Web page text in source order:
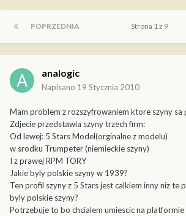
POPRZEDNIA Strona 1 z 9
analogic
Napisano 19 Stycznia 2010
Mam problem z rozszyfrowaniem ktore szyny
Zdjecie przedstawia szyny trzech firm:
Od lewej: 5 Stars Model(orginalne z modelu)
w srodku Trumpeter (niemieckie szyny)
I z prawej RPM TORY
Jakie byly polskie szyny w 1939?
Ten profil szyny z 5 Stars jest calkiem inny niz te
byly polskie szyny?
Potrzebuje to bo chcialem umiescic na platformie